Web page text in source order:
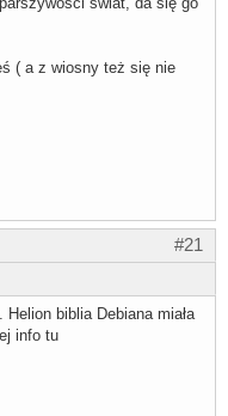
( a z wiosny też się nie
#21
Helion biblia Debiana miała
info tu